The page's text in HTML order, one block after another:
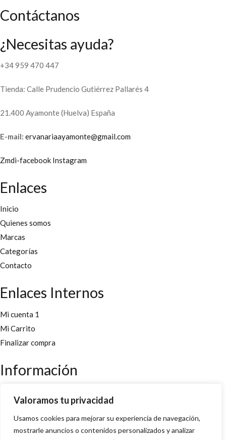
Valoramos tu privacidad
Usamos cookies para mejorar su experiencia de navegación,
mostrarle anuncios o contenidos personalizados y analizar
Contáctanos
¿Necesitas ayuda?
+34 959 470 447
Tienda: Calle Prudencio Gutiérrez Pallarés 4
21.400 Ayamonte (Huelva) España
E-mail: ervanariaayamonte@gmail.com
Zmdi-facebook Instagram
Enlaces
Inicio
Quienes somos
Marcas
Categorías
Contacto
Enlaces Internos
Mi cuenta 1
Mi Carrito
Finalizar compra
Información
Políticas y cookies
Política de privacidad y condiciones